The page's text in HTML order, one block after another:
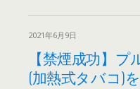
2021年6月9日
【禁煙成功】
(加熱式タバコ)